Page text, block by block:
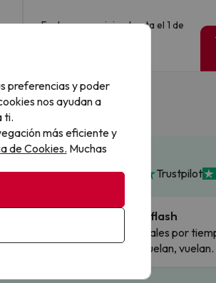
Fechas para viajar: hasta el 1 de
Trustpilot
viaje.
luego.
Ofertas flash
Precios reales por
Cuando vuelan, vuelan.
preferencias y poder
nos ayudan a
ti.
más eficiente y
de Cookies. Muchas